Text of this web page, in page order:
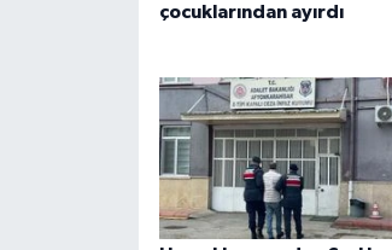
çocuklarından ayırdı